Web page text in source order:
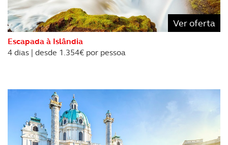
Ver oferta
Escapada à Islândia
4 dias | desde 1.354€ por pessoa